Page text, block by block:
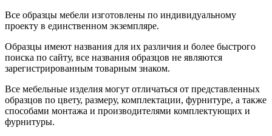
Все образцы мебели изготовлены по индивидуальному
проекту в единственном экземпляре.
Образцы имеют названия для их различия и более быстрого
поиска по сайту, все названия образцов не являются
зарегистрированным товарным знаком.
Все мебельные изделия могут отличаться от представленных
образцов по цвету, размеру, комплектации, фурнитуре, а также
способами монтажа и производителями комплектующих и
фурнитуры.